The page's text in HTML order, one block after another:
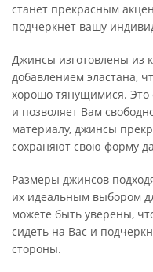
станет прекрасным
подчеркнет вашу
Джинсы изготовлены из
добавлением эластана,
хорошо тянущимися. Это
и позволяет Вам
материалу, джинсы
сохраняют свою форму
Размеры джинсов
их идеальным выбором
можете быть уверены,
сидеть на Вас и
стороны.